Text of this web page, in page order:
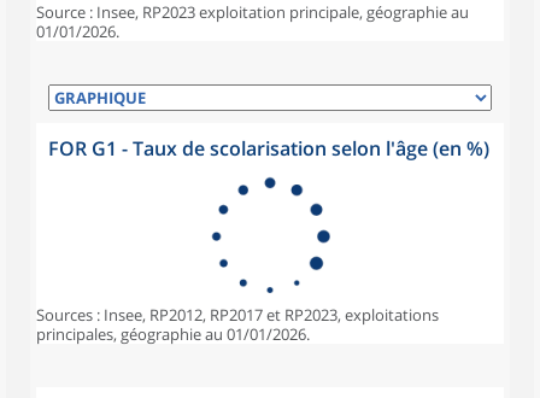
Source : Insee, RP2023 exploitation principale, géographie au
01/01/2026.
FOR G1 - Taux de scolarisation selon l'âge (en %)
Sources : Insee, RP2012, RP2017 et RP2023, exploitations
principales, géographie au 01/01/2026.